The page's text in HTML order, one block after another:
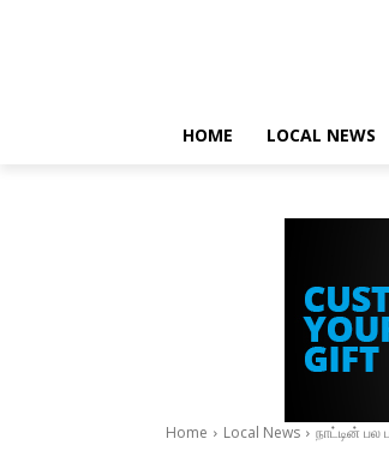
HOME LOCAL NEWS
Home Local News நாட்டின் பல